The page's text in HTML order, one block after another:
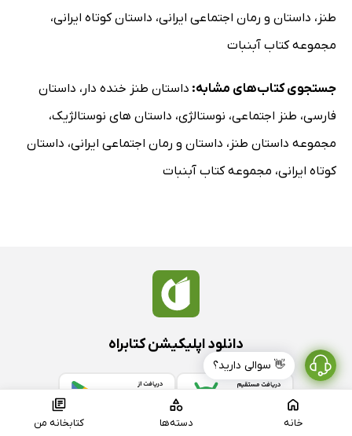
خانه دسته‌ها کتابخانه من
طنز ، داستان و رمان اجتماعی ایرانی، داستان کوتاه ایرانی،
مجموعه کتاب آبنبات
جستجوی کتاب‌های مشابه: داستان طنز خنده دار ، داستان
فارسی، طنز اجتماعی، نوستالژی، داستان های نوستالژیک،
مجموعه داستان طنز ، داستان و رمان اجتماعی ایرانی، داستان
کوتاه ایرانی، مجموعه کتاب آبنبات
👋 سوالی دارید؟
دانلود اپلیکیشن کتابراه